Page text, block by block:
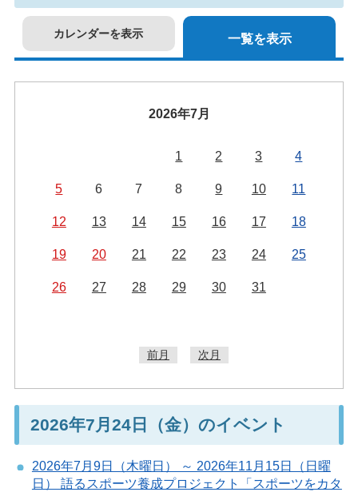
カレンダーを表示 一覧を表示
2026年7月
1 2 3 4
5 6 7 8 9 10 11
12 13 14 15 16 17 18
19 20 21 22 23 24 25
26 27 28 29 30 31
前月 次月
2026年7月24日（金）のイベント
2026年7月9日（木曜日） ～ 2026年11月15日（日曜
日） 語るスポーツ養成プロジェクト「スポーツをカタ